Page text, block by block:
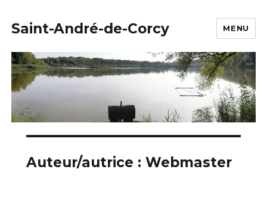
Saint-André-de-Corcy MENU
Auteur/autrice : Webmaster